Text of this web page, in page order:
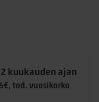
kuukauden ajan
tod. vuosikorko